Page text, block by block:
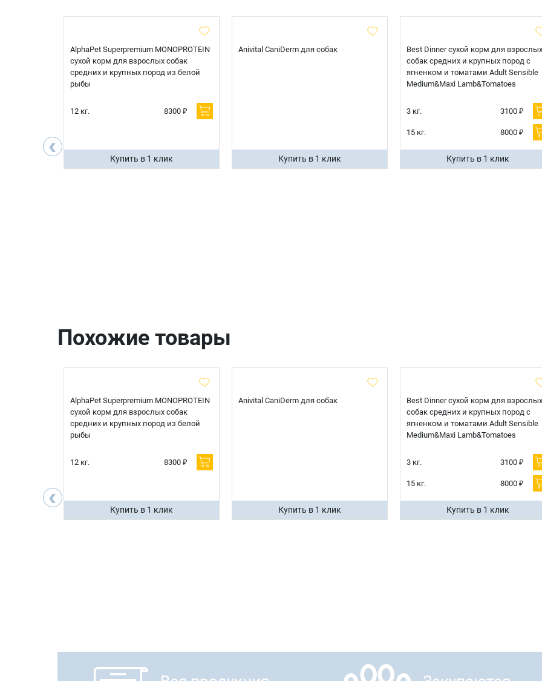
‹
AlphaPet Superpremium MONOPROTEIN
сухой корм для взрослых собак
средних и крупных пород из белой
рыбы
12 кг. 8300 ₽
Купить в 1 клик
Anivital CaniDerm для собак
Купить в 1 клик
Best Dinner сухой корм для взрослых
собак средних и крупных пород с
ягненком и томатами Adult Sensible
Medium&Maxi Lamb&Tomatoes
3 кг. 3100 ₽
15 кг. 8000 ₽
Купить в 1 клик
Похожие товары
‹
AlphaPet Superpremium MONOPROTEIN
сухой корм для взрослых собак
средних и крупных пород из белой
рыбы
12 кг. 8300 ₽
Купить в 1 клик
Anivital CaniDerm для собак
Купить в 1 клик
Best Dinner сухой корм для взрослых
собак средних и крупных пород с
ягненком и томатами Adult Sensible
Medium&Maxi Lamb&Tomatoes
3 кг. 3100 ₽
15 кг. 8000 ₽
Купить в 1 клик